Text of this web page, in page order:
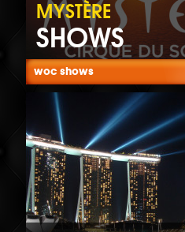
MYSTÈRE
SHOWS
woc shows